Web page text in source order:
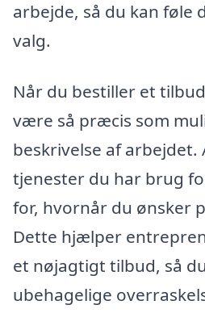
arbejde, så du kan føle
valg.
Når du bestiller et
være så præcis som
beskrivelse af arbejdet.
tjenester du har brug
for, hvornår du ønsker
Dette hjælper
et nøjagtigt tilbud, så
ubehagelige